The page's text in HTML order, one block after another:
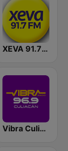
XEVA 91.7 FM
Vibra Culiacán